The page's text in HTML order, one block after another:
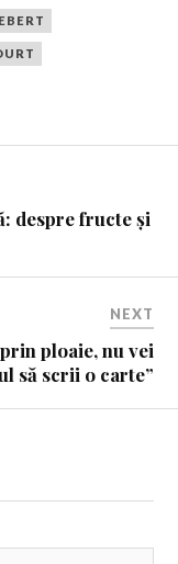
despre fructe și
NEXT
ploaie, nu vei
să scrii o carte”